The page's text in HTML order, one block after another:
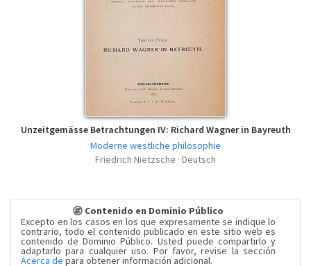
Unzeitgemässe Betrachtungen IV: Richard Wagner in Bayreuth
Moderne westliche philosophie
Friedrich Nietzsche · Deutsch
Contenido en Dominio Público
Excepto en los casos en los que expresamente se indique lo
contrario, todo el contenido publicado en este sitio web es
contenido de Dominio Público. Usted puede compartirlo y
adaptarlo para cualquier uso. Por favor, revise la sección
Acerca de para obtener información adicional.